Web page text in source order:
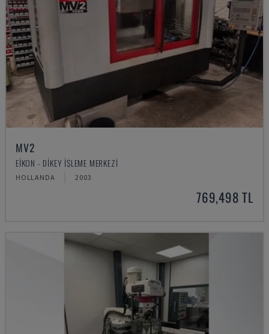
MV2
EIKON - DIKEY İŞLEME MERKEZI
HOLLANDA 2003
769,498 TL